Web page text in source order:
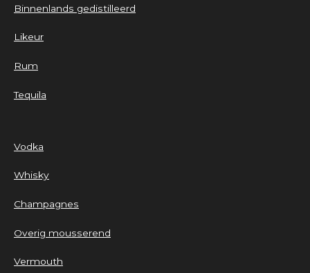
Binnenlands gedistilleerd
Likeur
Rum
Tequila
Vodka
Whisky
Champagnes
Overig mousserend
Vermouth